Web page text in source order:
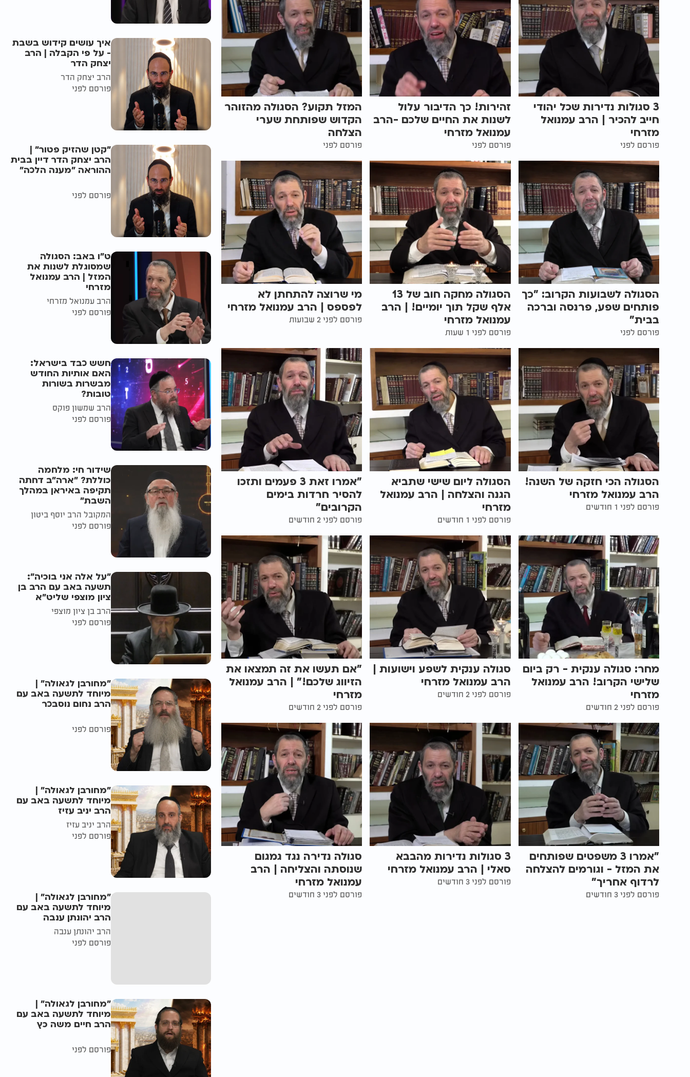
3 סגולות נדירות שכל יהודי
חייב להכיר | הרב עמנואל
מזרחי
פורסם לפני
זהירות! כך הדיבור עלול
לשנות את החיים שלכם -הרב
עמנואל מזרחי
פורסם לפני
המזל תקוע? הסגולה מהזוהר
הקדוש שפותחת שערי
הצלחה
פורסם לפני
הסגולה לשבועות הקרוב: "כך
פותחים שפע, פרנסה וברכה
בבית"
פורסם לפני
הסגולה מחקה חוב של 13
אלף שקל תוך יומיים! | הרב
עמנואל מזרחי
פורסם לפני 1 שעות
מי שרוצה להתחתן לא
לפספס | הרב עמנואל מזרחי
פורסם לפני 2 שבועות
הסגולה הכי חזקה של השנה!
הרב עמנואל מזרחי
פורסם לפני 1 חודשים
הסגולה ליום שישי שתביא
הגנה והצלחה | הרב עמנואל
מזרחי
פורסם לפני 1 חודשים
"אמרו זאת 3 פעמים ותזכו
להסיר חרדות בימים
הקרובים"
פורסם לפני 2 חודשים
מחר: סגולה ענקית - רק ביום
שלישי הקרוב! הרב עמנואל
מזרחי
פורסם לפני 2 חודשים
סגולה ענקית לשפע וישועות |
הרב עמנואל מזרחי
פורסם לפני 2 חודשים
"אם תעשו את זה תמצאו את
הזיווג שלכם!" | הרב עמנואל
מזרחי
פורסם לפני 2 חודשים
"אמרו 3 משפטים שפותחים
את המזל - וגורמים להצלחה
לרדוף אחריך"
פורסם לפני 3 חודשים
3 סגולות נדירות מהבבא
סאלי | הרב עמנואל מזרחי
פורסם לפני 3 חודשים
סגולה נדירה נגד גמגום
שנוסתה והצליחה | הרב
עמנואל מזרחי
פורסם לפני 3 חודשים
איך עושים קידוש בשבת
- על פי הקבלה | הרב
יצחק הדר
הרב יצחק הדר
פורסם לפני
"קטן שהזיק פטור" |
הרב יצחק הדר דיין בבית
ההוראה "מענה הלכה"
פורסם לפני
ט"ו באב: הסגולה
שמסוגלת לשנות את
המזל | הרב עמנואל
מזרחי
הרב עמנואל מזרחי
פורסם לפני
חשש כבד בישראל:
האם אותיות החודש
מבשרות בשורות
טובות?
הרב שמשון פוקס
פורסם לפני
שידור חי: מלחמה
כוללת? ״ארה"ב דחתה
תקיפה באיראן במהלך
השבת״
המקובל הרב יוסף ביטון
פורסם לפני
"על אלה אני בוכיה":
תשעה באב עם הרב בן
ציון מוצפי שליט"א
הרב בן ציון מוצפי
פורסם לפני
"מחורבן לגאולה" |
מיוחד לתשעה באב עם
הרב נחום נוסבכר
פורסם לפני
"מחורבן לגאולה" |
מיוחד לתשעה באב עם
הרב יניב עזיז
הרב יניב עזיז
פורסם לפני
"מחורבן לגאולה" |
מיוחד לתשעה באב עם
הרב יהונתן ענבה
הרב יהונתן ענבה
פורסם לפני
"מחורבן לגאולה" |
מיוחד לתשעה באב עם
הרב חיים משה כץ
פורסם לפני